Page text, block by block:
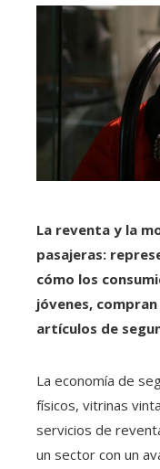
La reventa y la
pasajeras:
cómo los
jóvenes,
artículos de
La economía de
físicos, vitrinas
servicios de
un sector con un